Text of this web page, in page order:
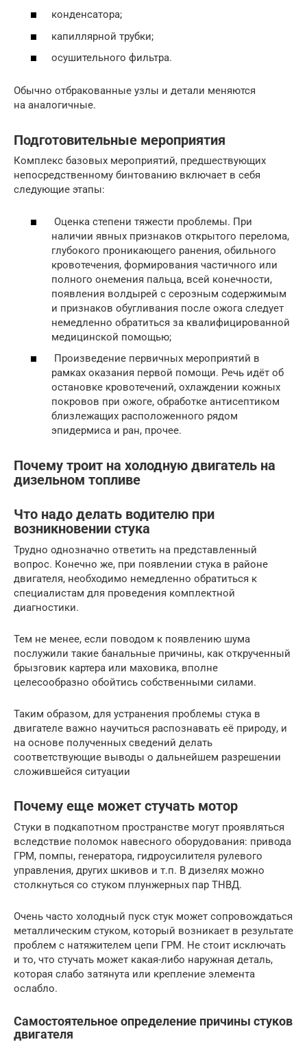
конденсатора;
капиллярной трубки;
осушительного фильтра.
Обычно отбракованные узлы и детали меняются
на аналогичные.
Подготовительные мероприятия
Комплекс базовых мероприятий, предшествующих
непосредственному бинтованию включает в себя
следующие этапы:
Оценка степени тяжести проблемы. При
наличии явных признаков открытого перелома,
глубокого проникающего ранения, обильного
кровотечения, формирования частичного или
полного онемения пальца, всей конечности,
появления волдырей с серозным содержимым
и признаков обугливания после ожога следует
немедленно обратиться за квалифицированной
медицинской помощью;
Произведение первичных мероприятий в
рамках оказания первой помощи. Речь идёт об
остановке кровотечений, охлаждении кожных
покровов при ожоге, обработке антисептиком
близлежащих расположенного рядом
эпидермиса и ран, прочее.
Почему троит на холодную двигатель на
дизельном топливе
Что надо делать водителю при
возникновении стука
Трудно однозначно ответить на представленный
вопрос. Конечно же, при появлении стука в районе
двигателя, необходимо немедленно обратиться к
специалистам для проведения комплектной
диагностики.
Тем не менее, если поводом к появлению шума
послужили такие банальные причины, как открученный
брызговик картера или маховика, вполне
целесообразно обойтись собственными силами.
Таким образом, для устранения проблемы стука в
двигателе важно научиться распознавать её природу, и
на основе полученных сведений делать
соответствующие выводы о дальнейшем разрешении
сложившейся ситуации
Почему еще может стучать мотор
Стуки в подкапотном пространстве могут проявляться
вследствие поломок навесного оборудования: привода
ГРМ, помпы, генератора, гидроусилителя рулевого
управления, других шкивов и т.п. В дизелях можно
столкнуться со стуком плунжерных пар ТНВД.
Очень часто холодный пуск стук может сопровождаться
металлическим стуком, который возникает в результате
проблем с натяжителем цепи ГРМ. Не стоит исключать
и то, что стучать может какая-либо наружная деталь,
которая слабо затянута или крепление элемента
ослабло.
Самостоятельное определение причины стуков
двигателя